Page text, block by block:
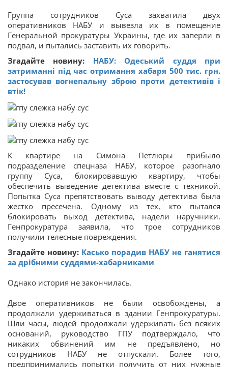
Группа сотрудников Суса захватила двух
оперативников НАБУ и вывезла их в помещение
Генеральной прокуратуры Украины, где их заперли в
подвал, и пытались заставить их говорить.
Згадайте новину: НАБУ: Одеський суддя при
затриманні під час отримання хабаря 500 тис. грн.
застосував вогнепальну зброю проти детективів і
втік!
К квартире на Симона Петлюры прибыло
подразделение спецназа НАБУ, которое разогнало
группу Суса, блокировавшую квартиру, чтобы
обеспечить выведение детектива вместе с техникой.
Попытка Суса препятствовать выводу детектива была
жестко пресечена. Одному из тех, кто пытался
блокировать выход детектива, надели наручники.
Генпрокуратура заявила, что трое сотрудников
получили телесные повреждения.
Згадайте новину: Касько порадив НАБУ не ганятися
за дрібними суддями-хабарниками
Однако история не закончилась.
Двое оперативников не были освобождены, а
продолжали удерживаться в здании Генпрокуратуры.
Шли часы, людей продолжали удерживать без всяких
оснований, руководство ГПУ подтверждало, что
никаких обвинений им не предъявлено, но
сотрудников НАБУ не отпускали. Более того,
предпринимались попытки получить от них нужные